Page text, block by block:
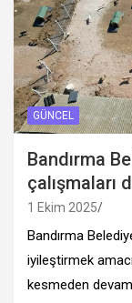
GÜNCEL
Bandırma
çalışmaları
1 Ekim 2025
Bandırma
iyileştirmek
kesmeden